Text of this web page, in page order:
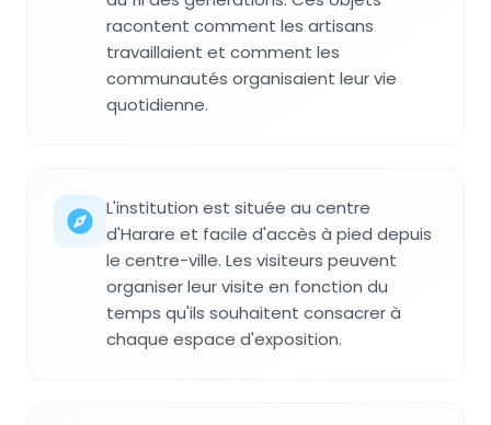
racontent comment les artisans
travaillaient et comment les
communautés organisaient leur vie
quotidienne.
L'institution est située au centre
d'Harare et facile d'accès à pied depuis
le centre-ville. Les visiteurs peuvent
organiser leur visite en fonction du
temps qu'ils souhaitent consacrer à
chaque espace d'exposition.